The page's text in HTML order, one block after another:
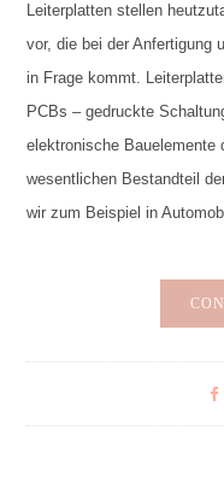
Leiterplatten stellen
vor, die bei der Anfertigung
in Frage kommt.
PCBs – gedruckte
elektronische Bauelemente
wesentlichen Bestandteil
wir zum Beispiel in